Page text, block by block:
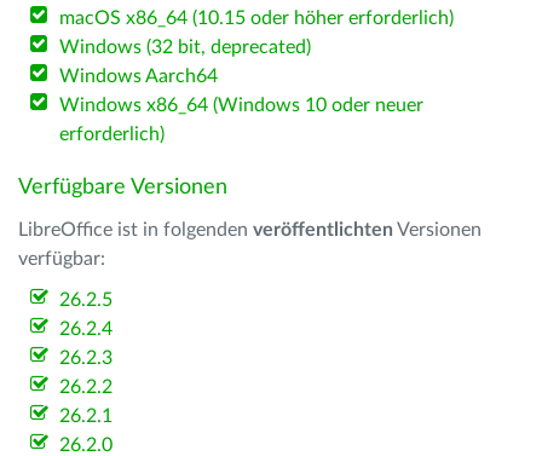
macOS x86_64 (10.15 oder höher erforderlich)
Windows (32 bit, deprecated)
Windows Aarch64
Windows x86_64 (Windows 10 oder neuer
erforderlich)
Verfügbare Versionen
LibreOffice ist in folgenden veröffentlichten Versionen
verfügbar:
26.2.5
26.2.4
26.2.3
26.2.2
26.2.1
26.2.0